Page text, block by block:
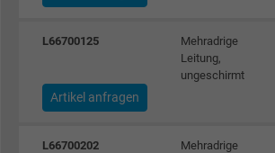
L66700125
Mehradrige
Leitung,
ungeschirmt
Artikel anfragen
L66700202
Mehradrige